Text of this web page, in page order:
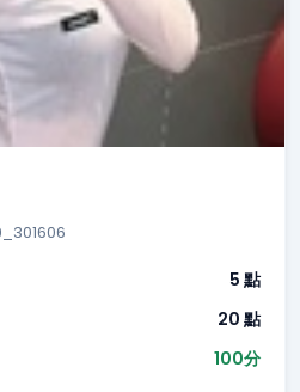
5 點
20 點
100分